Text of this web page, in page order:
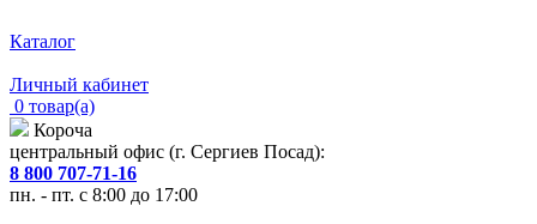
Каталог
Личный кабинет
0 товар(а)
Короча
центральный офис (г. Сергиев Посад):
8 800 707-71-16
пн. - пт. с 8:00 до 17:00